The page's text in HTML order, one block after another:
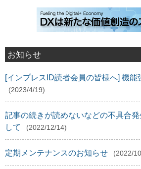
お知らせ
[インプレスID読者会員の皆様へ] 機能
(2023/4/19)
記事の続きが読めないなどの不具合
して
(2022/12/14)
定期メンテナンスのお知らせ (2022/